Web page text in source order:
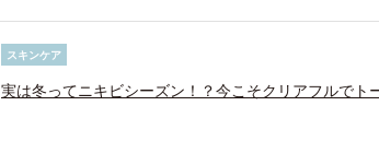
スキンケア
実は冬ってニキビシーズン！？今こそクリアフルでト